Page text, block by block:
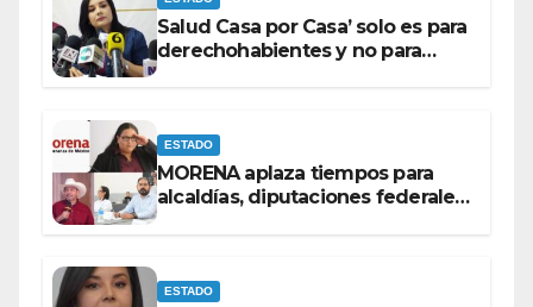
Salud Casa por Casa’ solo es para
derechohabientes y no para
ESTADO
MORENA aplaza tiempos para
alcaldías, diputaciones federales
ESTADO